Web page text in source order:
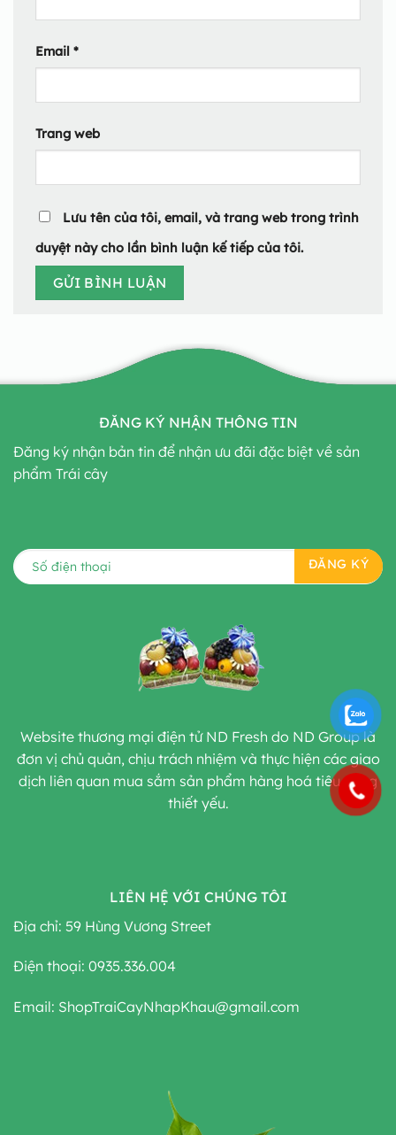
Email *
Trang web
Lưu tên của tôi, email, và trang web trong trình
duyệt này cho lần bình luận kế tiếp của tôi.
ĐĂNG KÝ NHẬN THÔNG TIN
Đăng ký nhận bản tin để nhận ưu đãi đặc biệt về sản
phẩm Trái cây
Website thương mại điện tử ND Fresh do ND Group là
đơn vị chủ quản, chịu trách nhiệm và thực hiện các giao
dịch liên quan mua sắm sản phẩm hàng hoá tiêu dùng
thiết yếu.
LIÊN HỆ VỚI CHÚNG TÔI
Địa chỉ: 59 Hùng Vương Street
Điện thoại: 0935.336.004
Email: ShopTraiCayNhapKhau@gmail.com